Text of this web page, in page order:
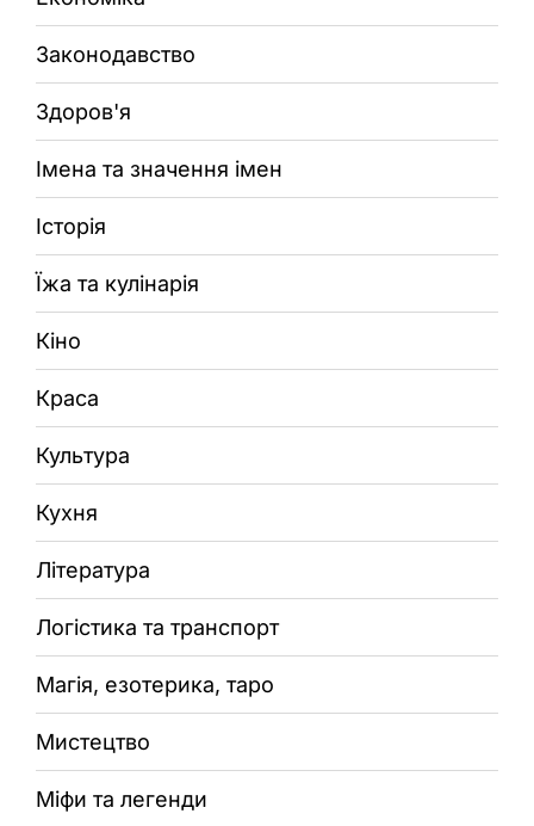
Законодавство
Здоров'я
Імена та значення імен
Історія
Їжа та кулінарія
Кіно
Краса
Культура
Кухня
Література
Логістика та транспорт
Магія, езотерика, таро
Мистецтво
Міфи та легенди